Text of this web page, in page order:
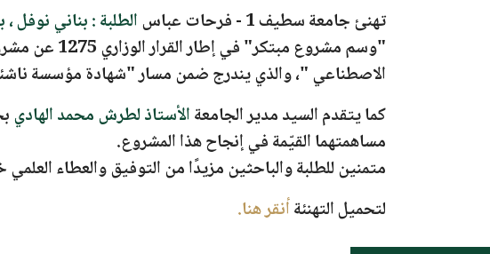
تهنئ جامعة سطيف 1 - فرحات عباس الطلبة : بناني
"وسم مشروع مبتكر"في إطار القرار الوزاري 1275 عن مشروعهم المبتكر:
الاصطناعي "، والذي يندرج ضمن مسار"شهادة مؤسسة
كما يتقدم السيد مدير الجامعةالأستاذ لطرش محمد الهادي
مساهمتهما القيّمة في إنجاح هذا المشروع.
متمنين للطلبة والباحثين مزيدًا من التوفيق والعطاء
لتحميل التهنئةأنقر هنا.